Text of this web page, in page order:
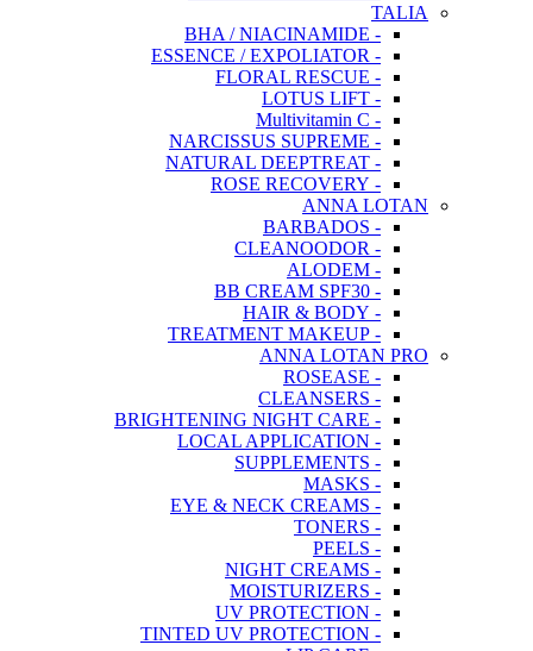
TALIA
- BHA / NIACINAMIDE
- ESSENCE / EXPOLIATOR
- FLORAL RESCUE
- LOTUS LIFT
- Multivitamin C
- NARCISSUS SUPREME
- NATURAL DEEPTREAT
- ROSE RECOVERY
ANNA LOTAN
- BARBADOS
- CLEANOODOR
- ALODEM
- BB CREAM SPF30
- HAIR & BODY
- TREATMENT MAKEUP
ANNA LOTAN PRO
- ROSEASE
- CLEANSERS
- BRIGHTENING NIGHT CARE
- LOCAL APPLICATION
- SUPPLEMENTS
- MASKS
- EYE & NECK CREAMS
- TONERS
- PEELS
- NIGHT CREAMS
- MOISTURIZERS
- UV PROTECTION
- TINTED UV PROTECTION